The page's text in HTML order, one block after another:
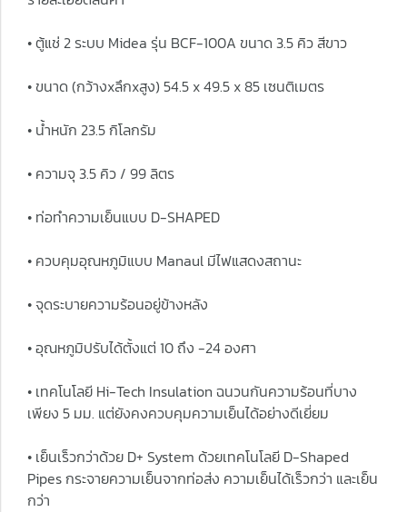
• ตู้แช่ 2 ระบบ Midea รุ่น BCF-100A ขนาด 3.5 คิว สีขาว
• ขนาด (กว้างxลึกxสูง) 54.5 x 49.5 x 85 เซนติเมตร
• น้ำหนัก 23.5 กิโลกรัม
• ความจุ 3.5 คิว / 99 ลิตร
• ท่อทำความเย็นแบบ D-SHAPED
• ควบคุมอุณหภูมิแบบ Manaul มีไฟแสดงสถานะ
• จุดระบายความร้อนอยู่ข้างหลัง
• อุณหภูมิปรับได้ตั้งแต่ 10 ถึง -24 องศา
• เทคโนโลยี Hi-Tech Insulation ฉนวนกันความร้อนที่บาง
เพียง 5 มม. แต่ยังคงควบคุมความเย็นได้อย่างดีเยี่ยม
• เย็นเร็วกว่าด้วย D+ System ด้วยเทคโนโลยี D-Shaped
Pipes กระจายความเย็นจากท่อส่ง ความเย็นได้เร็วกว่า และเย็น
กว่า